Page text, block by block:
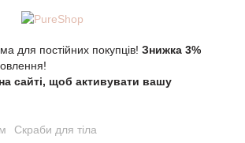
для постійних покупців! Знижка 3%
сайті, щоб активувати вашу
Скраби для тіла